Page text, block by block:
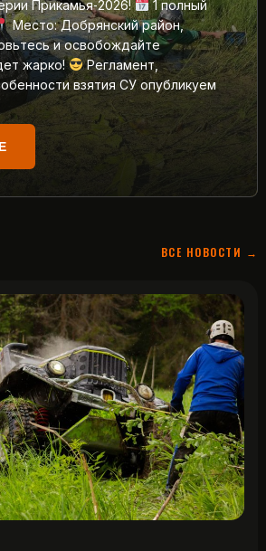
Прикамья‑2026!
1 полный
Место: Добрянский район,
и освобождайте
жарко!
Регламент,
взятия СУ опубликуем
ВСЕ НОВОСТИ →